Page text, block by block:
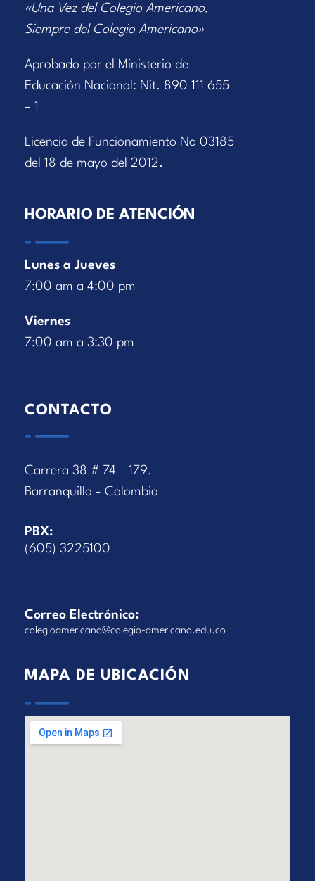
«Una Vez del Colegio Americano,
Siempre del Colegio Americano»
Aprobado por el Ministerio de
Educación Nacional: Nit. 890 111 655
– 1
Licencia de Funcionamiento No 03185
del 18 de mayo del 2012.
HORARIO DE ATENCIÓN
Lunes a Jueves
7:00 am a 4:00 pm
Viernes
7:00 am a 3:30 pm
CONTACTO
Carrera 38 # 74 - 179.
Barranquilla - Colombia
PBX:
(605) 3225100
Correo Electrónico:
colegioamericano@colegio-americano.edu.co
MAPA DE UBICACIÓN